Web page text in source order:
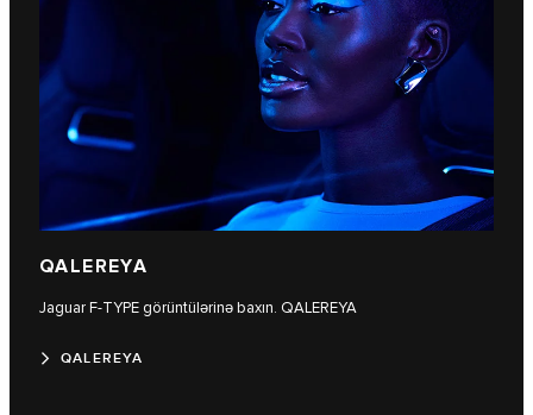
QALEREYA
Jaguar F‑TYPE görüntülərinə baxın. QALEREYA
QALEREYA